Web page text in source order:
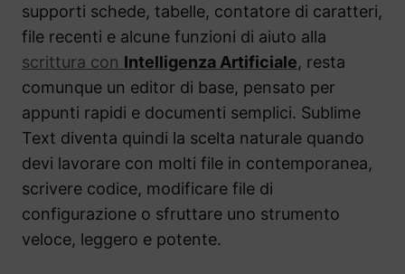
supporti schede, tabelle, contatore di caratteri,
file recenti e alcune funzioni di aiuto alla
scrittura con Intelligenza Artificiale, resta
comunque un editor di base, pensato per
appunti rapidi e documenti semplici. Sublime
Text diventa quindi la scelta naturale quando
devi lavorare con molti file in contemporanea,
scrivere codice, modificare file di
configurazione o sfruttare uno strumento
veloce, leggero e potente.